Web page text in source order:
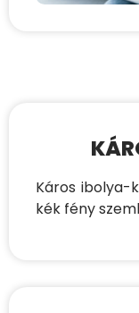
Káros ibolya-
kék fény